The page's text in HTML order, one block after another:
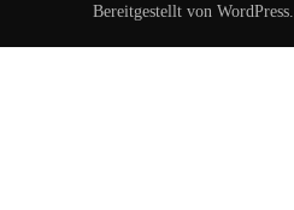
Bereitgestellt von WordPress.